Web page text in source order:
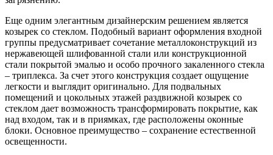
Еще одним элегантным дизайнерским решением является
козырек со стеклом. Подобный вариант оформления входной
группы предусматривает сочетание металлоконструкций из
нержавеющей шлифованной стали или конструкционной
стали покрытой эмалью и особо прочного закаленного стекла
– триплекса. За счет этого конструкция создает ощущение
легкости и выглядит оригинально. Для подвальных
помещений и цокольных этажей раздвижной козырек со
стеклом дает возможность трансформировать покрытие, как
над входом, так и в приямках, где расположены оконные
блоки. Основное преимущество – сохранение естественной
освещенности.